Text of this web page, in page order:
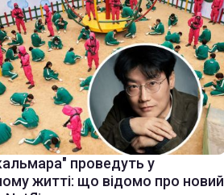
проведуть у
житті: що відомо про новий